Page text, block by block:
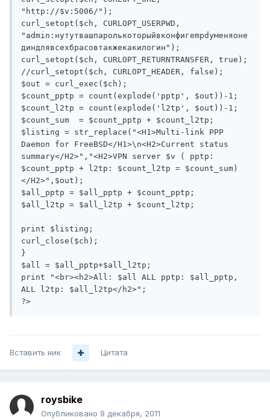
"http://$v:5006/");
curl_setopt($ch, CURLOPT_USERPWD,
"admin:нутутвашпаролькоторыйвконфигеmpdуменяоне
диндлявсехбрасовтакжекакилогин");
curl_setopt($ch, CURLOPT_RETURNTRANSFER, true);
//curl_setopt($ch, CURLOPT_HEADER, false);
$out = curl_exec($ch);
$count_pptp = count(explode('pptp', $out))-1;
$count_l2tp = count(explode('l2tp', $out))-1;
$count_sum  = $count_pptp + $count_l2tp;
$listing = str_replace("<H1>Multi-link PPP
Daemon for FreeBSD</H1>\n<H2>Current status
summary</H2>","<H2>VPN server $v ( pptp:
$count_pptp + l2tp: $count_l2tp = $count_sum)
</H2>",$out);
$all_pptp = $all_pptp + $count_pptp;
$all_l2tp = $all_l2tp + $count_l2tp;
print $listing;
curl_close($ch);
}
$all = $all_pptp+$all_l2tp;
print "<br><h2>All: $all ALL pptp: $all_pptp,
ALL l2tp: $all_l2tp</h2>";
Вставить ник Цитата
roysbike
Опубликовано 9 декабря, 2011